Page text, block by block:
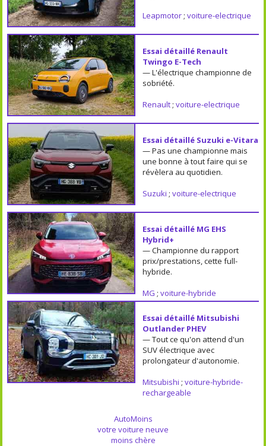
Leapmotor; voiture-electrique
Essai détaillé Renault
Twingo E-Tech
— L'électrique championne de
sobriété.
Renault; voiture-electrique
Essai détaillé Suzuki e-Vitara
— Pas une championne mais
une bonne à tout faire qui se
révèlera au quotidien.
Suzuki ; voiture-electrique
Essai détaillé MG EHS
Hybrid+
— Championne du rapport
prix/prestations, cette full-
hybride.
MG ; voiture-hybride
Essai détaillé Mitsubishi
Outlander PHEV
— Tout ce qu'on attend d'un
SUV électrique avec
prolongateur d'autonomie.
Mitsubishi ; voiture-hybride-
rechargeable
AutoMoins
votre voiture neuve
moins chère